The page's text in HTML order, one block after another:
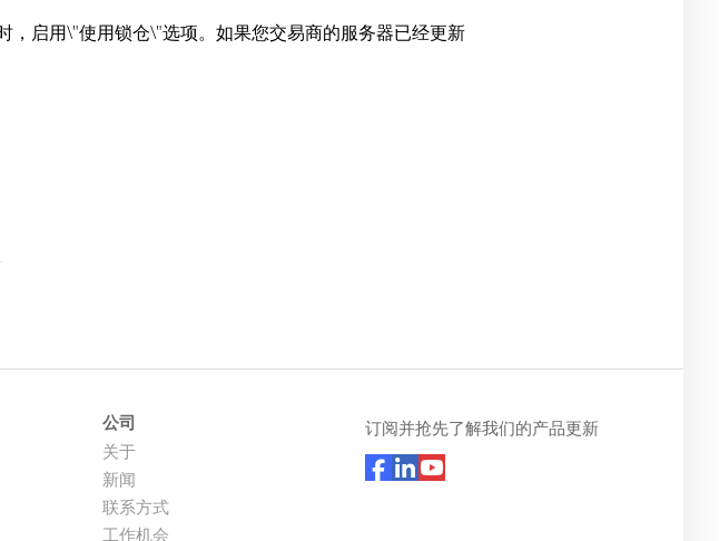
启用\"使用锁仓\"选项。如果您交易商的服务器已经更新
公司
关于
新闻
联系方式
工作机会
订阅并抢先了解我们的产品更新